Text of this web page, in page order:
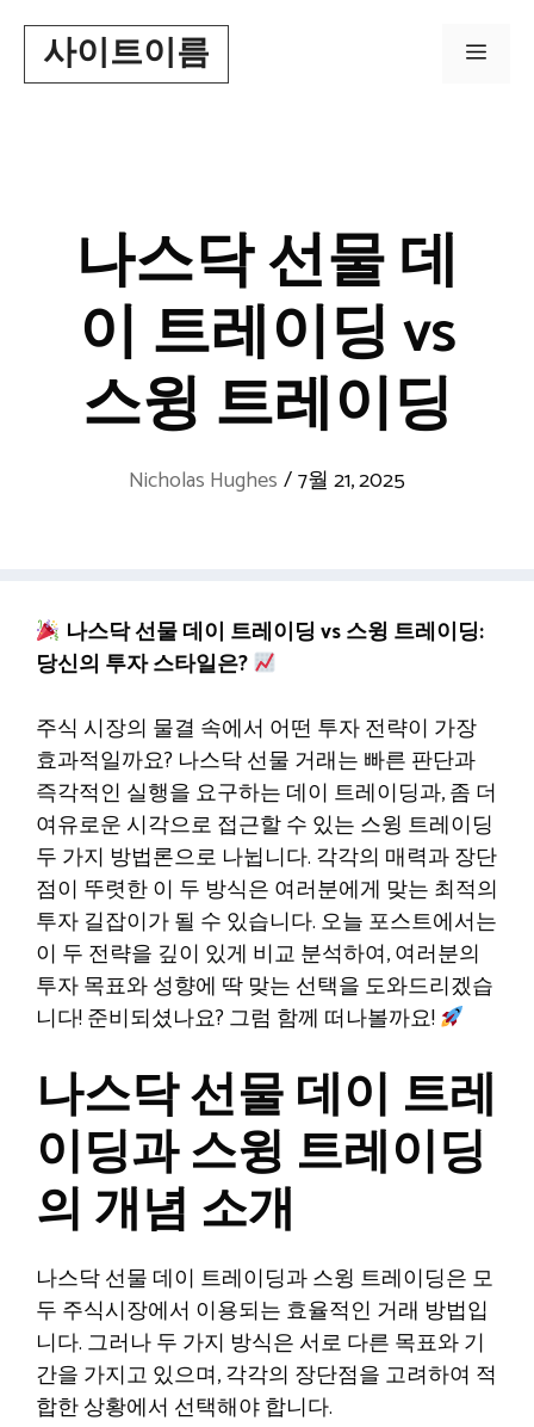
content사이트이름 Menu
나스닥 선물 데
이 트레이딩 vs
스윙 트레이딩
Nicholas Hughes /7월 21, 2025
나스닥 선물 데이 트레이딩 vs 스윙 트레이딩:
당신의 투자 스타일은?
주식 시장의 물결 속에서 어떤 투자 전략이 가장
효과적일까요? 나스닥 선물 거래는 빠른 판단과
즉각적인 실행을 요구하는 데이 트레이딩과, 좀 더
여유로운 시각으로 접근할 수 있는 스윙 트레이딩
두 가지 방법론으로 나뉩니다. 각각의 매력과 장단
점이 뚜렷한 이 두 방식은 여러분에게 맞는 최적의
투자 길잡이가 될 수 있습니다. 오늘 포스트에서는
이 두 전략을 깊이 있게 비교 분석하여, 여러분의
투자 목표와 성향에 딱 맞는 선택을 도와드리겠습
니다! 준비되셨나요? 그럼 함께 떠나볼까요!
나스닥 선물 데이 트레
이딩과 스윙 트레이딩
의 개념 소개
나스닥 선물 데이 트레이딩과 스윙 트레이딩은 모
두 주식시장에서 이용되는 효율적인 거래 방법입
니다. 그러나 두 가지 방식은 서로 다른 목표와 기
간을 가지고 있으며, 각각의 장단점을 고려하여 적
합한 상황에서 선택해야 합니다.